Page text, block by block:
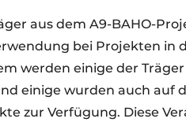
aus dem A9-BAHO-
bei Projekten in
werden einige der
einige wurden auch auf
zur Verfügung. Diese